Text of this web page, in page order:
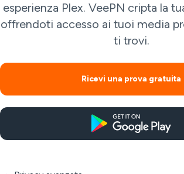
esperienza Plex. VeePN cripta la
offrendoti accesso ai tuoi media
ti trovi.
Ricevi una prova gratuita